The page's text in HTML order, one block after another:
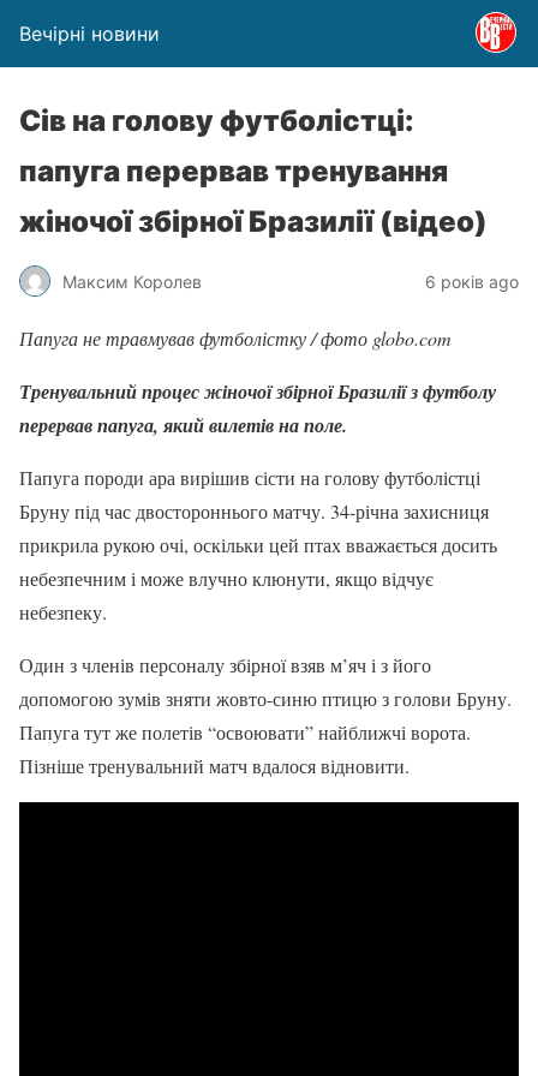
Вечірні новини
Сів на голову футболістці:
папуга перервав тренування
жіночої збірної Бразилії (відео)
Максим Королев 6 років ago
Папуга не травмував футболістку / фото globo.com
Тренувальний процес жіночої збірної Бразилії з футболу
перервав папуга, який вилетів на поле.
Папуга породи ара вирішив сісти на голову футболістці
Бруну під час двостороннього матчу. 34-річна захисниця
прикрила рукою очі, оскільки цей птах вважається досить
небезпечним і може влучно клюнути, якщо відчує
небезпеку.
Один з членів персоналу збірної взяв м’яч і з його
допомогою зумів зняти жовто-синю птицю з голови Бруну.
Папуга тут же полетів “освоювати” найближчі ворота.
Пізніше тренувальний матч вдалося відновити.